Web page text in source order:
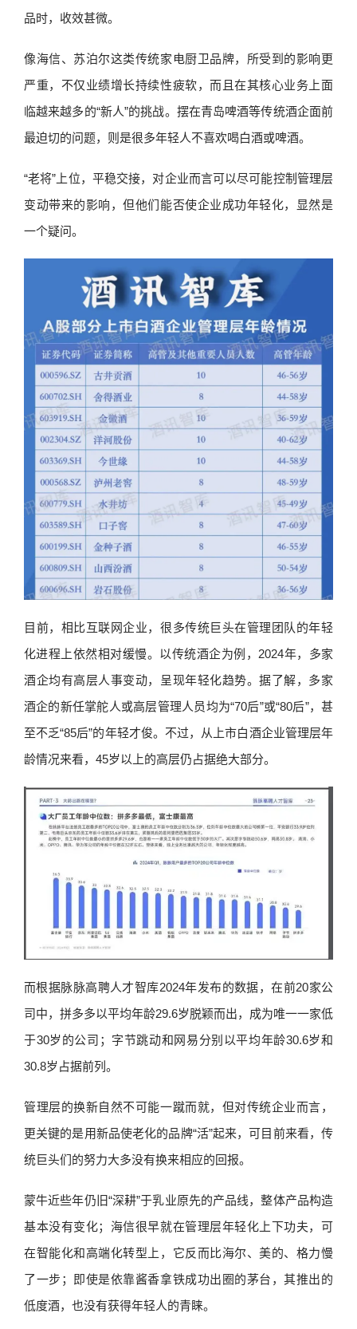
品时，收效甚微。
像海信、苏泊尔这类传统家电厨卫品牌，所受到的影响更
严重，不仅业绩增长持续性疲软，而且在其核心业务上面
临越来越多的“新人”的挑战。摆在青岛啤酒等传统酒企面前
最迫切的问题，则是很多年轻人不喜欢喝白酒或啤酒。
“老将”上位，平稳交接，对企业而言可以尽可能控制管理层
变动带来的影响，但他们能否使企业成功年轻化，显然是
一个疑问。
目前，相比互联网企业，很多传统巨头在管理团队的年轻
化进程上依然相对缓慢。以传统酒企为例，2024年，多家
酒企均有高层人事变动，呈现年轻化趋势。据了解，多家
酒企的新任掌舵人或高层管理人员均为“70后”或“80后”，甚
至不乏“85后”的年轻才俊。不过，从上市白酒企业管理层年
龄情况来看，45岁以上的高层仍占据绝大部分。
而根据脉脉高聘人才智库2024年发布的数据，在前20家公
司中，拼多多以平均年龄29.6岁脱颖而出，成为唯一一家低
于30岁的公司；字节跳动和网易分别以平均年龄30.6岁和
30.8岁占据前列。
管理层的换新自然不可能一蹴而就，但对传统企业而言，
更关键的是用新品使老化的品牌“活”起来，可目前来看，传
统巨头们的努力大多没有换来相应的回报。
蒙牛近些年仍旧“深耕”于乳业原先的产品线，整体产品构造
基本没有变化；海信很早就在管理层年轻化上下功夫，可
在智能化和高端化转型上，它反而比海尔、美的、格力慢
了一步；即使是依靠酱香拿铁成功出圈的茅台，其推出的
低度酒，也没有获得年轻人的青睐。